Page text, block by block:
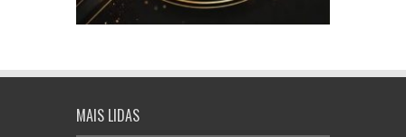
MAIS LIDAS